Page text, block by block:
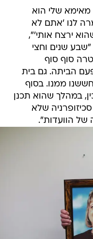
מאימא שלי הוא
לנו 'אתם לא
ירצח אותי'",
שנים וחצי
סוף סוף
הביתה. גם בית
ממנו. בסוף
דקירות סכין, במהלך שהוא תכנן
שלא
של הוועדות".